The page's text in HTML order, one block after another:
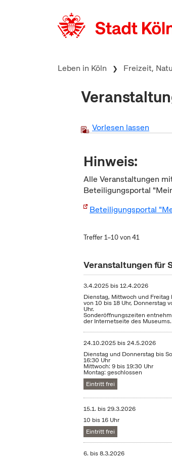
Leben in Köln Freizeit,
Vorlesen lassen
Hinweis:
Alle Veranstaltungen
Beteiligungsportal
Beteiligungsportal
Treffer 1–10 von 41
Veranstaltungen für
3.4.2025 bis12.4.2026
Dienstag, Mittwoch und Freitag
von 10 bis 18 Uhr, Donnerstag
Uhr.
Sonderöffnungszeiten
der Internetseite des Museums.
24.10.2025 bis24.5.2026
Dienstag und Donnerstag bis
16:30 Uhr
Mittwoch: 9 bis 19:30 Uhr
Montag: geschlossen
Eintritt frei
15.1. bis29.3.2026
10 bis 16 Uhr
Eintritt frei
6. bis8.3.2026